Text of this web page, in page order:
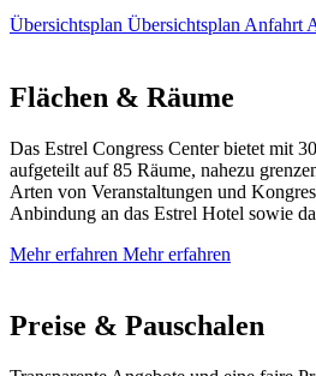
Übersichtsplan Übersichtsplan Anfahrt
Flächen & Räume
Das Estrel Congress Center bietet mit
aufgeteilt auf 85 Räume, nahezu
Arten von Veranstaltungen und
Anbindung an das Estrel Hotel sowie
Mehr erfahren Mehr erfahren
Preise & Pauschalen